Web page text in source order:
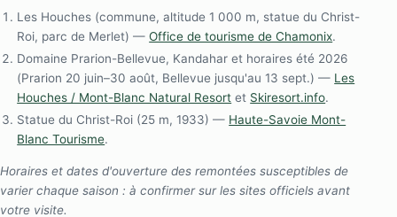
Les Houches (commune, altitude 1 000 m, statue du Christ-
Roi, parc de Merlet) —Office de tourisme de Chamonix.
Domaine Prarion-Bellevue, Kandahar et horaires été 2026
(Prarion 20 juin–30 août, Bellevue jusqu'au 13 sept.) — Les
Houches / Mont-Blanc Natural Resort et Skiresort.info.
Statue du Christ-Roi (25 m, 1933) — Haute-Savoie Mont-
Blanc Tourisme.
Horaires et dates d'ouverture des remontées susceptibles de
varier chaque saison : à confirmer sur les sites officiels avant
votre visite.